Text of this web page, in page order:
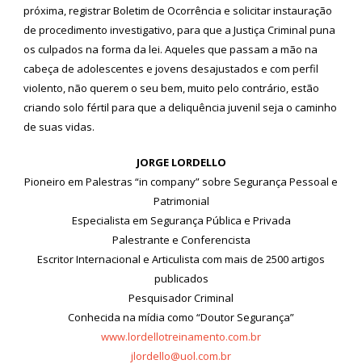
próxima, registrar Boletim de Ocorrência e solicitar instauração
de procedimento investigativo, para que a Justiça Criminal puna
os culpados na forma da lei. Aqueles que passam a mão na
cabeça de adolescentes e jovens desajustados e com perfil
violento, não querem o seu bem, muito pelo contrário, estão
criando solo fértil para que a deliquência juvenil seja o caminho
de suas vidas.
JORGE LORDELLO
Pioneiro em Palestras “in company” sobre Segurança Pessoal e
Patrimonial
Especialista em Segurança Pública e Privada
Palestrante e Conferencista
Escritor Internacional e Articulista com mais de 2500 artigos
publicados
Pesquisador Criminal
Conhecida na mídia como “Doutor Segurança”
www.lordellotreinamento.com.br
jlordello@uol.com.br